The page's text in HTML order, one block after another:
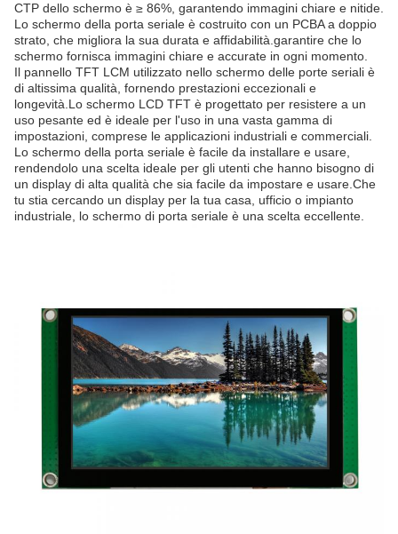
CTP dello schermo è ≥ 86%, garantendo immagini chiare e nitide.
Lo schermo della porta seriale è costruito con un PCBA a doppio
strato, che migliora la sua durata e affidabilità.garantire che lo
schermo fornisca immagini chiare e accurate in ogni momento.
Il pannello TFT LCM utilizzato nello schermo delle porte seriali è
di altissima qualità, fornendo prestazioni eccezionali e
longevità.Lo schermo LCD TFT è progettato per resistere a un
uso pesante ed è ideale per l'uso in una vasta gamma di
impostazioni, comprese le applicazioni industriali e commerciali.
Lo schermo della porta seriale è facile da installare e usare,
rendendolo una scelta ideale per gli utenti che hanno bisogno di
un display di alta qualità che sia facile da impostare e usare.Che
tu stia cercando un display per la tua casa, ufficio o impianto
industriale, lo schermo di porta seriale è una scelta eccellente.